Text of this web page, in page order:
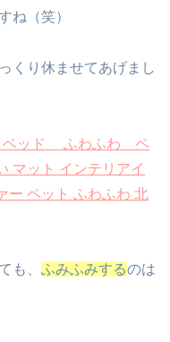
ね（笑）
くり休ませてあげまし
ベッド ふわふわ ペ
マット インテリアイ
ー ペット ふわふわ 北
も、 ふみふみするのは